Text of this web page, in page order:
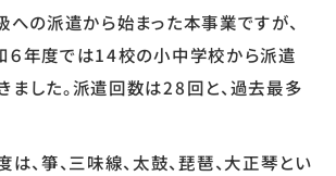
への派遣から始まった本事業ですが、
６年度では14校の小中学校から派遣
ました。派遣回数は28回と、過去最多
、箏、三味線、太鼓、琵琶、大正琴とい